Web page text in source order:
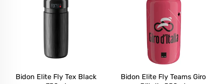
Bidon Elite Fly Tex Black
Bidon Elite Fly Teams Giro